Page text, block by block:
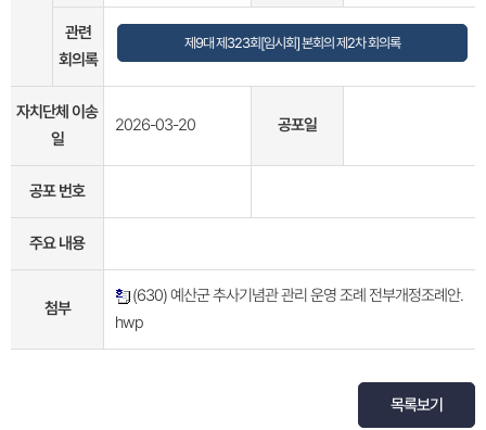
관련
회의록
제9대 제323회[임시회] 본회의 제2차 회의록
자치단체 이송
일
2026-03-20 공포일
공포 번호
주요 내용
첨부
(630) 예산군 추사기념관 관리 운영 조례 전부개정조례안.
hwp
목록보기